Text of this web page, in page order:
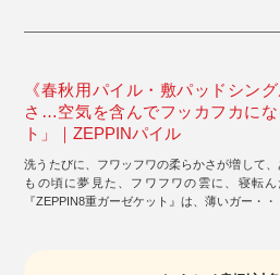
《春秋用パイル・敷パッドシン
さ…空気を含んでフッカフカに
ト」｜ZEPPINパイル
洗うたびに、フワッフワの柔らかさが増して
もの頃に夢見た、フワフワの雲に、寝転
『ZEPPIN8重ガーゼケット』は、薄いガー・・